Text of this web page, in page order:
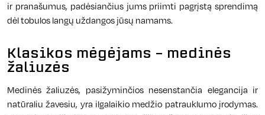
ir pranašumus, padėsiančius jums priimti pagrįstą sprendimą
dėl tobulos langų uždangos jūsų namams.
Klasikos mėgėjams – medinės
žaliuzės
Medinės žaliuzės, pasižyminčios nesenstančia elegancija ir
natūraliu žavesiu, yra ilgalaikio medžio patrauklumo įrodymas.